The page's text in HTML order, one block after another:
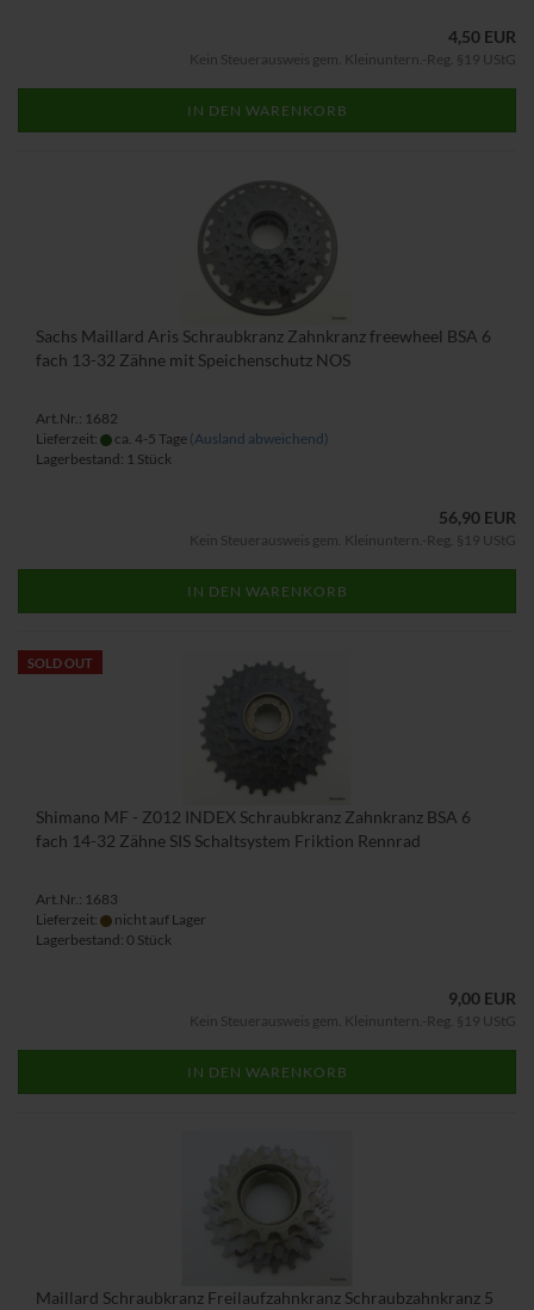
4,50 EUR
Kein Steuerausweis gem. Kleinuntern.-Reg. §19 UStG
IN DEN WARENKORB
Sachs Maillard Aris Schraubkranz Zahnkranz freewheel BSA 6
fach 13-32 Zähne mit Speichenschutz NOS
Art.Nr.: 1682
Lieferzeit:
ca. 4-5 Tage (Ausland abweichend)
Lagerbestand: 1 Stück
56,90 EUR
Kein Steuerausweis gem. Kleinuntern.-Reg. §19 UStG
IN DEN WARENKORB
SOLD OUT
Shimano MF - Z012 INDEX Schraubkranz Zahnkranz BSA 6
fach 14-32 Zähne SIS Schaltsystem Friktion Rennrad
Art.Nr.: 1683
Lieferzeit:
nicht auf Lager
Lagerbestand: 0 Stück
9,00 EUR
Kein Steuerausweis gem. Kleinuntern.-Reg. §19 UStG
IN DEN WARENKORB
Maillard Schraubkranz Freilaufzahnkranz Schraubzahnkranz 5